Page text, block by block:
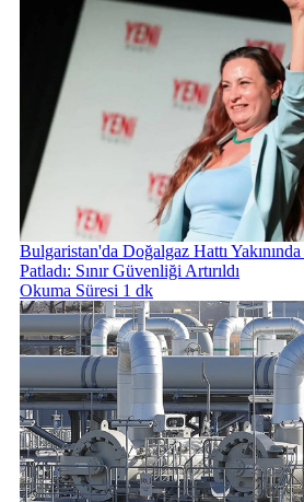
Bulgaristan'da Doğalgaz Hattı
Patladı: Sınır Güvenliği Artırıldı
Okuma Süresi 1 dk